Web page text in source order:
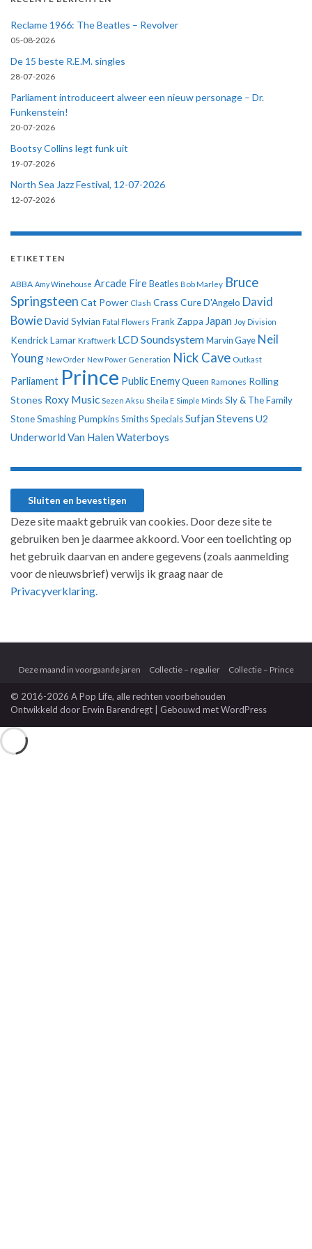
Reclame 1966: The Beatles – Revolver
05-08-2026
De 15 beste R.E.M. singles
28-07-2026
Parliament introduceert alweer een nieuw personage – Dr.
Funkenstein!
20-07-2026
Bootsy Collins legt funk uit
19-07-2026
North Sea Jazz Festival, 12-07-2026
12-07-2026
ETIKETTEN
ABBA Amy Winehouse Arcade Fire Beatles Bob Marley Bruce
Springsteen Cat Power Clash Crass CureD'Angelo David
BowieDavid Sylvian Fatal Flowers Frank Zappa Japan Joy Division
Kendrick Lamar Kraftwerk LCD Soundsystem Marvin Gaye Neil
Young New Order New Power Generation Nick Cave Outkast
Parliament Prince Public EnemyQueen Ramones Rolling
Stones Roxy Music Sezen Aksu Sheila E Simple Minds Sly & The Family
StoneSmashing PumpkinsSmithsSpecialsSufjan Stevens U2
Underworld Van Halen Waterboys
Deze site maakt gebruik van cookies. Door deze site te
gebruiken ben je daarmee akkoord. Voor een toelichting op
het gebruik daarvan en andere gegevens (zoals aanmelding
voor de nieuwsbrief) verwijs ik graag naar de
Privacyverklaring.
Deze maand in voorgaande jaren Collectie – regulier Collectie – Prince
© 2016-2026 A Pop Life, alle rechten voorbehouden
Ontwikkeld doorErwin Barendregt | Gebouwd metWordPress